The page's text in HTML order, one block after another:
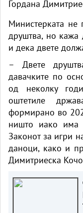
Гордана
Министерката
друштва, но кажа
и дека двете
– Двете
давачките по
од неколку
оштетиле
формирано во
ништо иако има
Законот за игри
даноци, како и
Димитриеска